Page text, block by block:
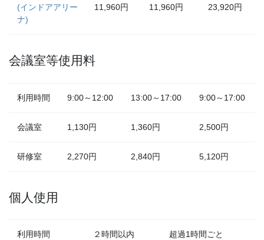
(インドアアリー
ナ)
11,960円 11,960円 23,920円
会議室等使用料
利用時間 9:00～12:00 13:00～17:00 9:00～17:00
会議室 1,130円 1,360円 2,500円
研修室 2,270円 2,840円 5,120円
個人使用
利用時間 ２時間以内 超過1時間ごと